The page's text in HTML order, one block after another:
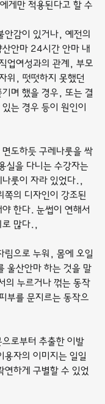
게만 적용된다고 할 수
안감이 있거나, 예전의
안마 24시간 안마 내
업여성과의 관계, 부모
위, 떳떳하지 못했던
며 했을 경우, 또는 결
는 경우 등이 원인이
도하듯 구레나룻을 싹
실을 다니는 수강자는
룻이 자라 있었다.,
쪽의 디자인이 강조된
한다. 눈썹이 연해서
로 많다.,
림으로 누워, 몸에 오일
울산안마 하는 것을 말
의 누르거나 꺾는 동작
부를 문지르는 동작으
로부터 추출한 이발
용자의 이미지는 일일
연하게 구별할 수 있었